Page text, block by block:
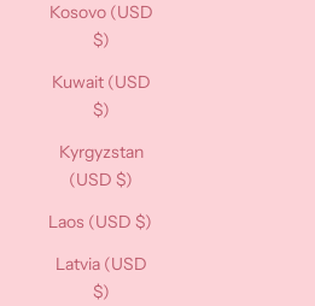
Kosovo (USD
$)
Kuwait (USD
$)
Kyrgyzstan
(USD $)
Laos (USD $)
Latvia (USD
$)